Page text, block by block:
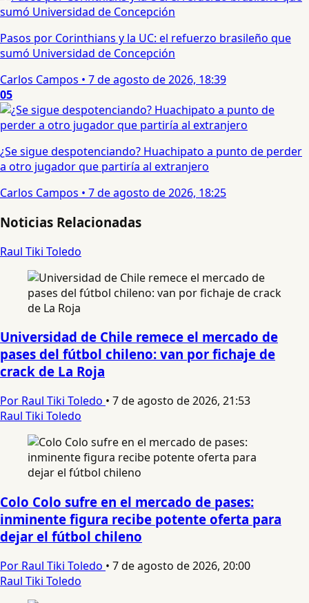
Pasos por Corinthians y la UC: el refuerzo brasileño que
sumó Universidad de Concepción
Carlos Campos • 7 de agosto de 2026, 18:39
05
¿Se sigue despotenciando? Huachipato a punto de perder
a otro jugador que partiría al extranjero
Carlos Campos • 7 de agosto de 2026, 18:25
Noticias Relacionadas
Raul Tiki Toledo
Universidad de Chile remece el mercado de
pases del fútbol chileno: van por fichaje de
crack de La Roja
Por Raul Tiki Toledo • 7 de agosto de 2026, 21:53
Raul Tiki Toledo
Colo Colo sufre en el mercado de pases:
inminente figura recibe potente oferta para
dejar el fútbol chileno
Por Raul Tiki Toledo • 7 de agosto de 2026, 20:00
Raul Tiki Toledo